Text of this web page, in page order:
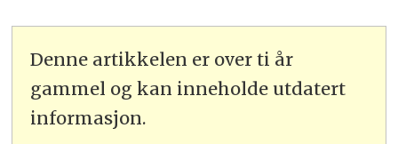
Denne artikkelen er over ti år
gammel og kan inneholde utdatert
informasjon.